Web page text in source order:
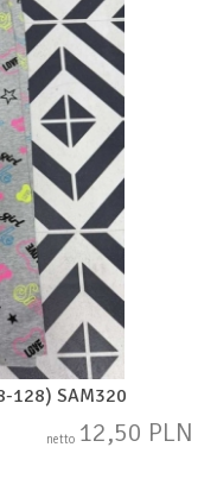
128) SAM320
netto 12,50 PLN